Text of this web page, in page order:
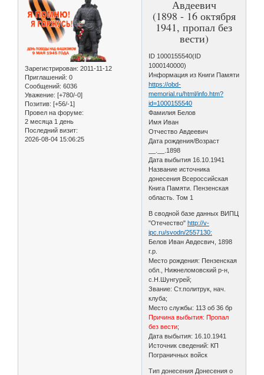
Зарегистрирован: 2011-11-12
Приглашений: 0
Сообщений: 6036
Уважение: [+780/-0]
Позитив: [+56/-1]
Провел на форуме:
2 месяца 1 день
Последний визит:
2026-08-04 15:06:25
Авдеевич
(1898 - 16 октября
1941, пропал без
вести)
ID 1000155540(ID
1000140000)
Информация из Книги Памяти
https://obd-
memorial.ru/html/info.htm?
id=1000155540
Фамилия Белов
Имя Иван
Отчество Авдеевич
Дата рождения/Возраст
__.__.1898
Дата выбытия 16.10.1941
Название источника
донесения Всероссийская
Книга Памяти. Пензенская
область. Том 1
В сводной базе данных ВИПЦ
"Отечество"http://v-
ipc.ru/svodn/2557130:
Белов Иван Авдесвич, 1898
г.р.
Место рождения: Пензенская
обл., Нижнеломовский р-н,
с.Н.Шунгурей;
Звание: Ст.политрук, нач.
клуба;
Место службы: 113 об 36 бр
Причина выбытия: Пропал
без вести;
Дата выбытия: 16.10.1941
Источник сведений: КП
Пограничных войск
Тип донесения Донесения о